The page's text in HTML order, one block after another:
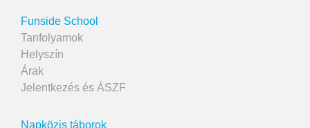
Funside School
Tanfolyamok
Helyszín
Árak
Jelentkezés és ÁSZF
Napközis táborok